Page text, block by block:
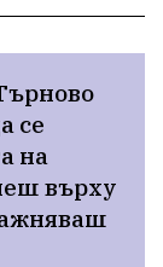
се
на
върху